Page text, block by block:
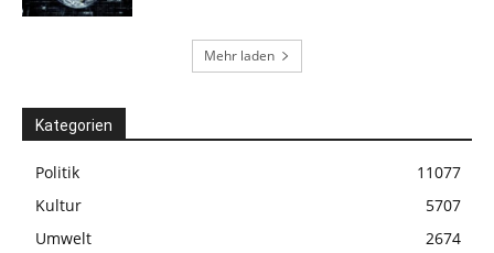
Mehr laden
Kategorien
Politik
11077
Kultur
5707
Umwelt
2674